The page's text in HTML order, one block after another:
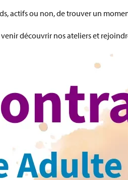
actifs ou non, de trouver un
venir découvrir nos ateliers et